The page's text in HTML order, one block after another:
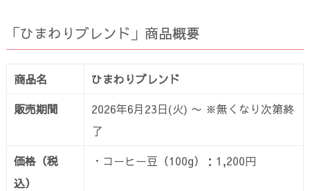
「ひまわりブレンド」商品概要
商品名
ひまわりブレンド
販売期間
2026年6月23日(火) 〜 ※無くなり次第終
了
価格（税
込）
・コーヒー豆（100g）：1,200円